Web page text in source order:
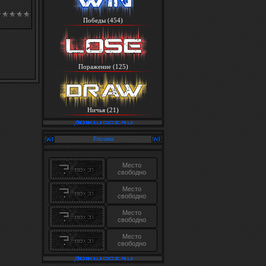
Победы (454)
Поражение (125)
Ничья (21)
Реклама
Место
свободно
Место
свободно
Место
свободно
Место
свободно